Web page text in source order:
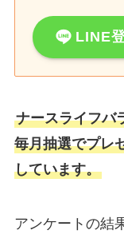
LINE登
ナースライフバ
毎月抽選でプレ
しています。
アンケートの結